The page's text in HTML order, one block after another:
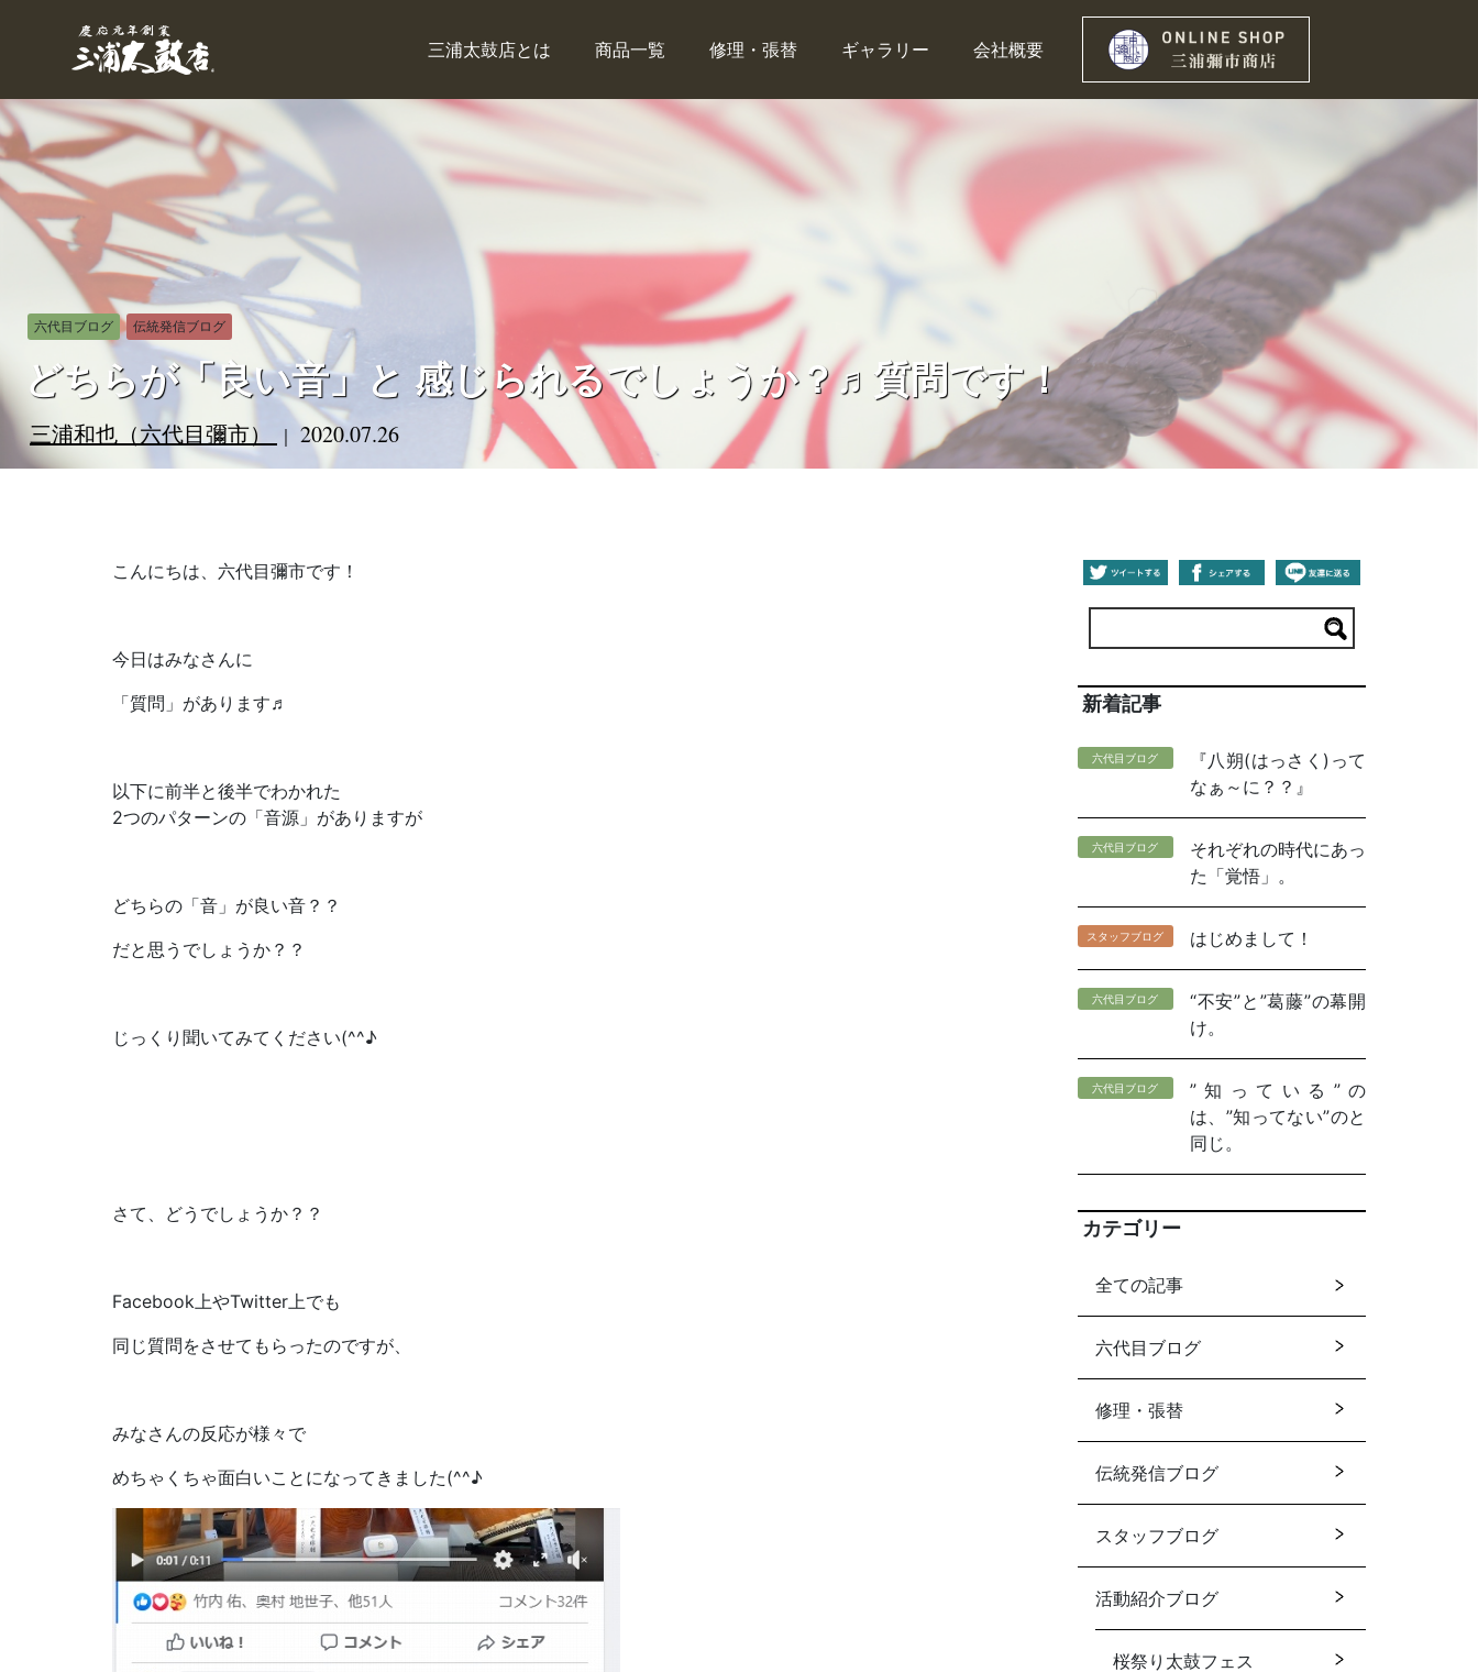
三浦太鼓店とは 商品一覧 修理・張替 ギャラリー 会社概要
六代目ブログ 伝統発信ブログ
どちらが「良い音」と 感じられるでしょうか？♬質問です！
三浦和也（六代目彌市） ｜ 2020.07.26
こんにちは、六代目彌市です！
今日はみなさんに
「質問」があります♬
以下に前半と後半でわかれた
2つのパターンの「音源」がありますが
どちらの「音」が良い音？？
だと思うでしょうか？？
じっくり聞いてみてください(^^♪
さて、どうでしょうか？？
Facebook上やTwitter上でも
同じ質問をさせてもらったのですが、
みなさんの反応が様々で
めちゃくちゃ面白いことになってきました(^^♪
新着記事
六代目ブログ
『八朔(はっさく)って
なぁ～に？？』
六代目ブログ
それぞれの時代にあっ
た「覚悟」。
スタッフブログ はじめまして！
六代目ブログ
“不安”と”葛藤”の幕開
け。
六代目ブログ
”知っている”の
は、”知ってない”のと
同じ。
カテゴリー
全ての記事
六代目ブログ
修理・張替
伝統発信ブログ
スタッフブログ
活動紹介ブログ
桜祭り太鼓フェス